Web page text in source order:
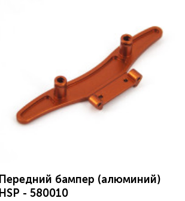
Передний бампер (алюминий)
HSP - 580010